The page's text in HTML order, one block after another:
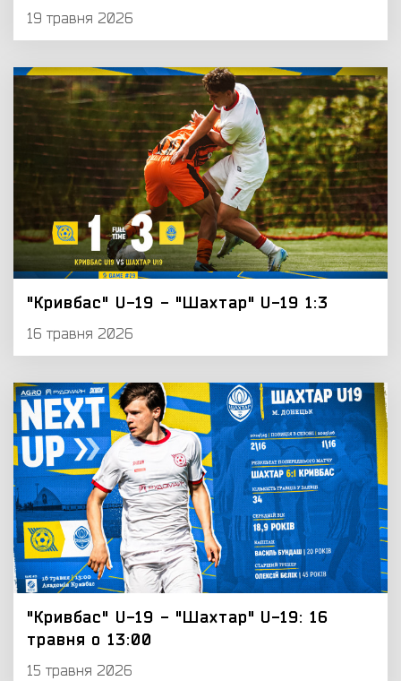
19 травня 2026
"Кривбас" U-19 - "Шахтар" U-19 1:3
16 травня 2026
"Кривбас" U-19 - "Шахтар" U-19: 16
травня о 13:00
15 травня 2026